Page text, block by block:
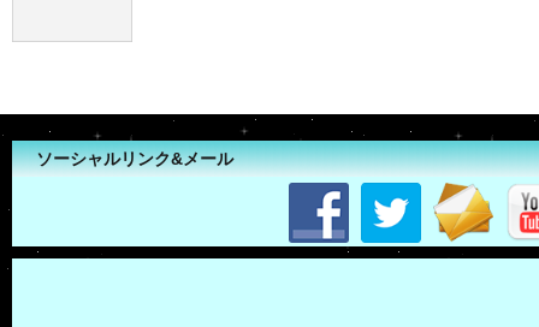
ソーシャルリンク&メール